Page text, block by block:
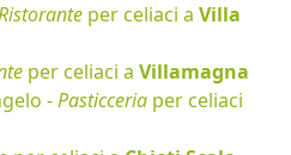
per celiaci a Villa
per celiaci a Villamagna
-Pasticceria per celiaci